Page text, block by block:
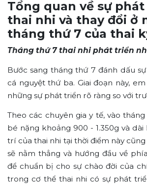
Tổng quan về sự
thai nhi và thay đổi ở
tháng thứ 7 của thai
Tháng thứ 7 thai nhi phát triển
Bước sang tháng thứ 7 đánh dấu
cá nguyệt thứ ba. Giai đoạn này,
những sự phát triển rõ ràng so với
Theo các chuyên gia y tế, vào
bé nặng khoảng 900 - 1.350g và
trí của thai nhi tại thời điểm này
sẽ nằm thẳng và hướng đầu về
để chuẩn bị cho sự chào đời của
trong cơ thể thai nhi có sự phát